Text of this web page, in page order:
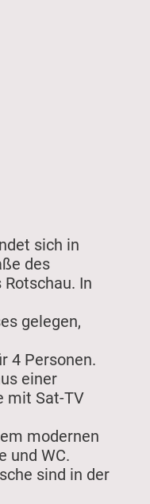
sich in
des
In
gelegen,
4 Personen.
einer
mit Sat-TV
modernen
und WC.
sind in der